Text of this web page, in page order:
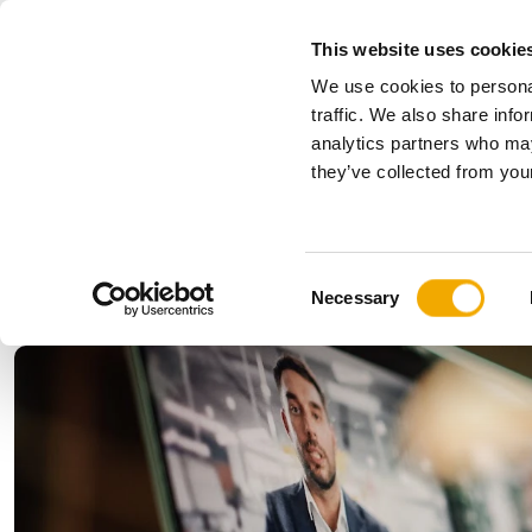
This website uses
We use cookies to
traffic. We also share
analytics partners who
they’ve collected from
s
e
n
t
S
e
Necessary
Bitte wählen Sie Ihr Land
Bulgarien
Lettland
Ungarn
News, Presse und Events
Anwendungen & Branchen